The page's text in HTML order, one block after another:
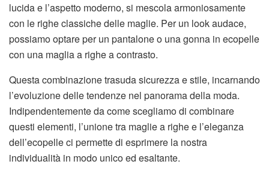
lucida e l’aspetto moderno, si mescola armoniosamente
con le righe classiche delle maglie. Per un look audace,
possiamo optare per un pantalone o una gonna in ecopelle
con una maglia a righe a contrasto.
Questa combinazione trasuda sicurezza e stile, incarnando
l’evoluzione delle tendenze nel panorama della moda.
Indipendentemente da come scegliamo di combinare
questi elementi, l’unione tra maglie a righe e l’eleganza
dell’ecopelle ci permette di esprimere la nostra
individualità in modo unico ed esaltante.